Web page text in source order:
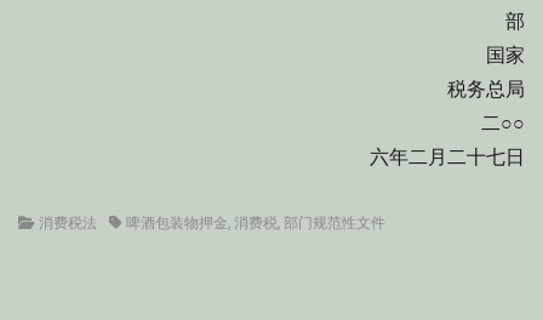
部
国家
税务总局
二○○
六年二月二十七日
Categories
消费税法 Tags啤酒包装物押金, 消费税, 部门规范性文件